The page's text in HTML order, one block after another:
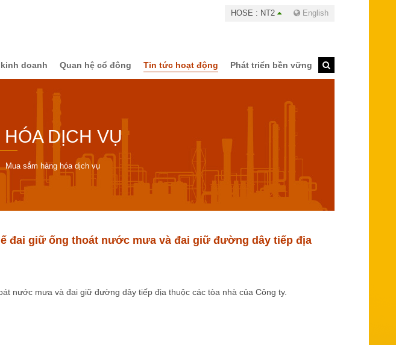
HOSE : NT2 English
doanh Quan hệ cổ đông Tin tức hoạt động Phát triển bền vững
DỊCH VỤ
Mua sắm hàng hóa dịch vụ
đai giữ ống thoát nước mưa và đai giữ đường dây tiếp địa
nước mưa và đai giữ đường dây tiếp địa thuộc các tòa nhà của Công ty.